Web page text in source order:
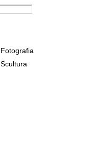
Fotografia
Scultura